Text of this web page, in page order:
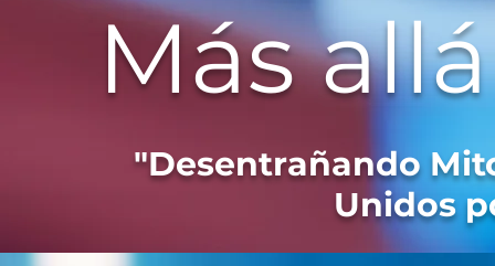
Más
"Desentrañando
Unidos